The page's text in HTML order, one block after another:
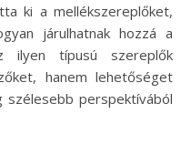
ki a mellékszereplőket,
járulhatnak hozzá a
ilyen típusú szereplők
hanem lehetőséget
szélesebb perspektívából